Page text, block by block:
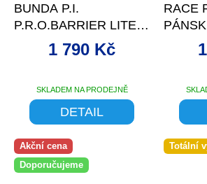
BUNDA P.I.
P.R.O.BARRIER LITE
SCREAMING YELLOW
SKLADEM NA PRODEJNĚ
1 790 Kč
DETAIL
RACE
Akční cena
Doporučujeme
Totální